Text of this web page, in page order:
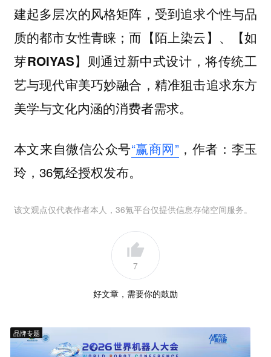
建起多层次的风格矩阵，受到追求个性与品
质的都市女性青睐；而 【陌上染云】 、
【如
芽ROIYAS】 则通过新中式设计，将传统工
艺与现代审美巧妙融合，精准狙击追求东方
美学与文化内涵的消费者需求。
本文来自微信公众号“赢商网”，作者：李玉
玲，36氪经授权发布。
该文观点仅代表作者本人，36氪平台仅提供信息存储空间服务。
7
好文章，需要你的鼓励
品牌专题